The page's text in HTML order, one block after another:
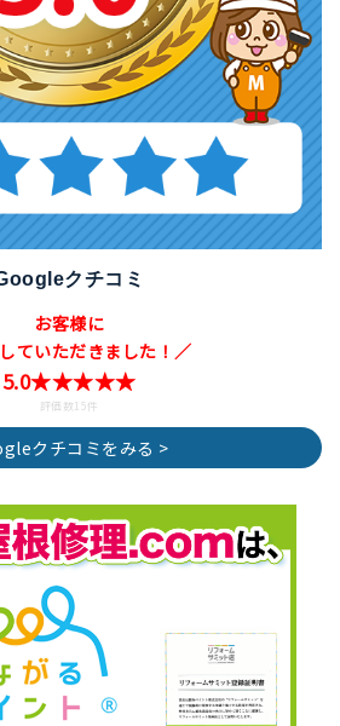
クチコミ
お客様に
ていただきました！／
5.0★★★★★
評価数15件
クチコミをみる >